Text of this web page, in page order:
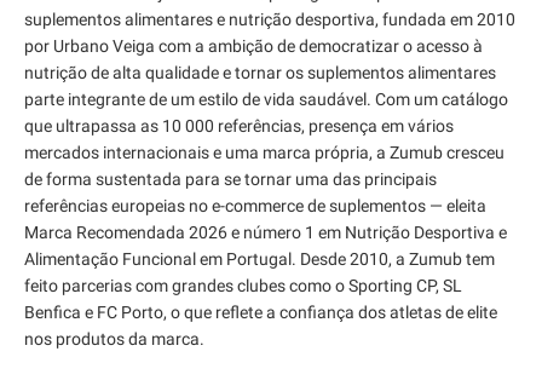
suplementos alimentares e nutrição desportiva, fundada em 2010
por Urbano Veiga com a ambição de democratizar o acesso à
nutrição de alta qualidade e tornar os suplementos alimentares
parte integrante de um estilo de vida saudável. Com um catálogo
que ultrapassa as 10 000 referências, presença em vários
mercados internacionais e uma marca própria, a Zumub cresceu
de forma sustentada para se tornar uma das principais
referências europeias no e-commerce de suplementos — eleita
Marca Recomendada 2026 e número 1 em Nutrição Desportiva e
Alimentação Funcional em Portugal. Desde 2010, a Zumub tem
feito parcerias com grandes clubes como o Sporting CP, SL
Benfica e FC Porto, o que reflete a confiança dos atletas de elite
nos produtos da marca.